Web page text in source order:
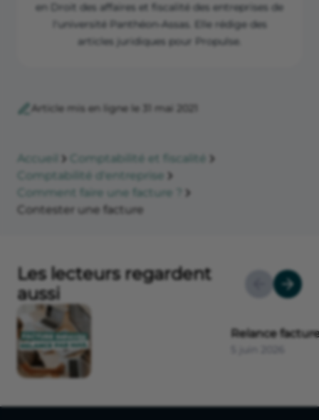
en Droit des affaires et fiscalité des entreprises de
l'université Panthéon-Assas. Elle rédige des
articles juridiques pour Propulse.
Article mis en ligne le 31 mai 2021
Accueil
Comptabilité et fiscalité
Comptabilité d'entreprise
Comment faire une facture ?
Contester une facture
Les lecteurs regardent
aussi
Relance